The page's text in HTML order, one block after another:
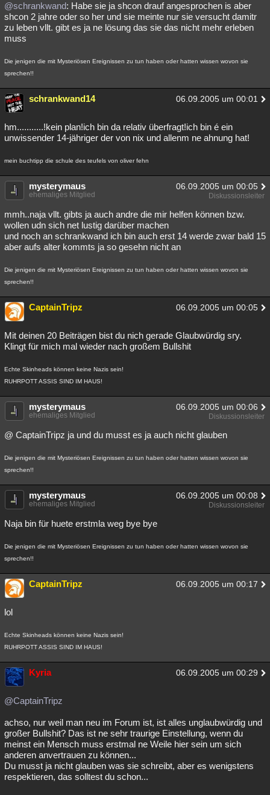
@schrankwand: Habe sie ja shcon drauf angesprochen is aber
shcon 2 jahre oder so her und sie meinte nur sie versucht damitr
zu leben vllt. gibt es ja ne lösung das sie das nicht mehr erleben
muss
Die jenigen die mit Mysteriösen Ereignissen zu tun haben oder hatten wissen wovon sie
sprechen!!
schrankwand14 06.09.2005 um 00:01
hm...........!kein plan!ich bin da relativ überfragt!ich bin é ein
unwissender 14-jähriger der von nix und allenm ne ahnung hat!
mein buchtipp die schule des teufels von oliver fehn
mysterymaus 06.09.2005 um 00:05
ehemaliges Mitglied Diskussionsleiter
mmh..naja vllt. gibts ja auch andre die mir helfen können bzw.
wollen udn sich net lustig darüber machen
und noch an schrankwand ich bin auch erst 14 werde zwar bald 15
aber aufs alter kommts ja so gesehn nicht an
Die jenigen die mit Mysteriösen Ereignissen zu tun haben oder hatten wissen wovon sie
sprechen!!
CaptainTripz 06.09.2005 um 00:05
Mit deinen 20 Beiträgen bist du nich gerade Glaubwürdig sry.
Klingt für mich mal wieder nach großem Bullshit
Echte Skinheads können keine Nazis sein!
RUHRPOTT ASSIS SIND IM HAUS!
mysterymaus 06.09.2005 um 00:06
ehemaliges Mitglied Diskussionsleiter
@ CaptainTripz ja und du musst es ja auch nicht glauben
Die jenigen die mit Mysteriösen Ereignissen zu tun haben oder hatten wissen wovon sie
sprechen!!
mysterymaus 06.09.2005 um 00:08
ehemaliges Mitglied Diskussionsleiter
Naja bin für huete erstmla weg bye bye
Die jenigen die mit Mysteriösen Ereignissen zu tun haben oder hatten wissen wovon sie
sprechen!!
CaptainTripz 06.09.2005 um 00:17
lol
Echte Skinheads können keine Nazis sein!
RUHRPOTT ASSIS SIND IM HAUS!
Kyria 06.09.2005 um 00:29
@CaptainTripz
achso, nur weil man neu im Forum ist, ist alles unglaubwürdig und
großer Bullshit? Das ist ne sehr traurige Einstellung, wenn du
meinst ein Mensch muss erstmal ne Weile hier sein um sich
anderen anvertrauen zu können...
Du musst ja nicht glauben was sie schreibt, aber es wenigstens
respektieren, das solltest du schon...